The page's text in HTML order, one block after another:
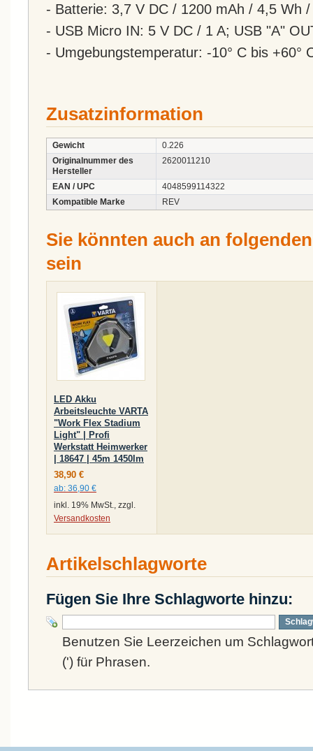
- Batterie: 3,7 V DC / 1200 mAh / 4,5 Wh
- USB Micro IN: 5 V DC / 1 A; USB "A"
- Umgebungstemperatur: -10° C bis +60°
Zusatzinformation
Gewicht
0.226
Originalnummer des
Hersteller
2620011210
EAN / UPC
4048599114322
Kompatible Marke
REV
Sie könnten auch an
sein
LED Akku
Arbeitsleuchte VARTA
"Work Flex Stadium
Light" | Profi
Werkstatt Heimwerker
| 18647 | 45m 1450lm
38,90 €
ab: 36,90 €
inkl. 19% MwSt., zzgl.
Versandkosten
Artikelschlagworte
Fügen Sie Ihre Schlagworte hinzu:
Benutzen Sie Leerzeichen um
(') für Phrasen.